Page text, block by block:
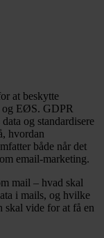
at beskytte
og EØS. GDPR
og standardisere
hvordan
både når det
email-marketing.
mail – hvad skal
i mails, og hvilke
skal vide for at få en